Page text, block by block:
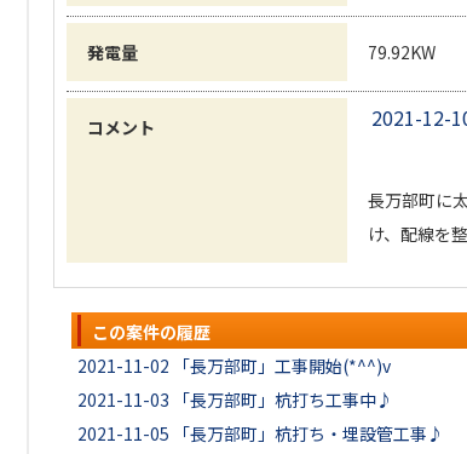
発電量 79.92KW
コメント 2021-12-
長万部町に
け、配線を
この案件の履歴
2021-11-02
「長万部町」工事開始(*^^)v
2021-11-03
「長万部町」杭打ち工事中♪
2021-11-05
「長万部町」杭打ち・埋設管工事♪